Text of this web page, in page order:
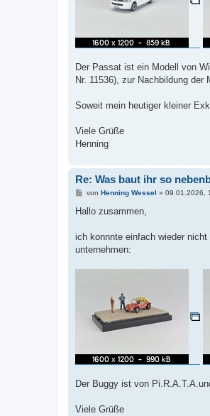
Der Passat ist ein Modell von
Nr. 11536), zur Nachbildung
Soweit mein heutiger kleiner
Viele Grüße
Henning
Re: Was baut ihr so
B
i
a
von Henning Wessel » 09.01.2026,
Hallo zusammen,
ich konnnte einfach wieder
unternehmen:
Der Buggy ist von
Viele Grüße